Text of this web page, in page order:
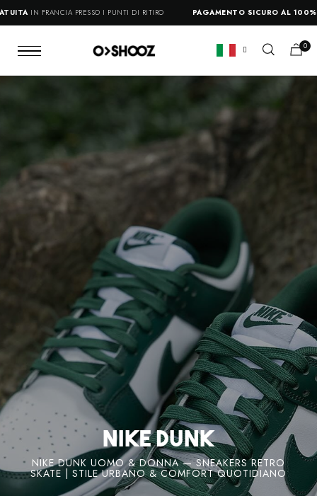
IN FRANCIA PRESSO I PUNTI DI RITIRO PAGAMENTO SICURO AL 100%
Nike Dunk
NIKE DUNK UOMO & DONNA — SNEAKERS RETRO
SKATE | STILE URBANO & COMFORT QUOTIDIANO